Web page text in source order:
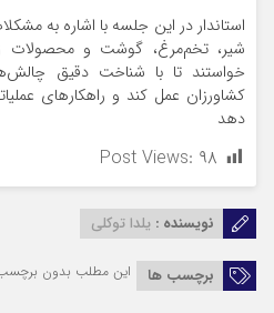
استاندار در این جلسه با اشاره به
شیر، تخم‌مرغ، گوشت و محصولات
خواستند تا با شناخت دقیق
کشاورزان عمل کند و راهکارهای
دهد
Post Views: ۹۸
نویسنده : یلدا توکلی
برچسب ها این مطلب بدون